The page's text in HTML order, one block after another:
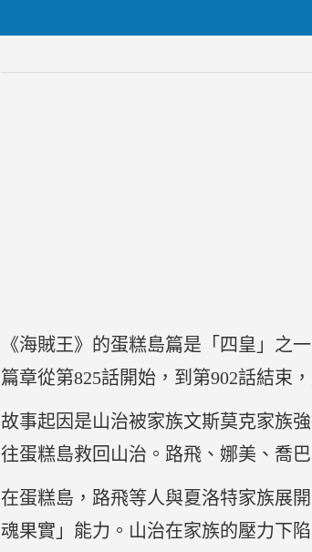
《海賊王》的蛋糕島篇是「四皇」之
篇章從第825話開始，到第902話結束
故事起因是山治被家族文斯莫克家族
往蛋糕島救回山治。路飛、娜美、喬
在蛋糕島，路飛等人與夏洛特家族展
魂果實」能力。山治在家族的壓力下